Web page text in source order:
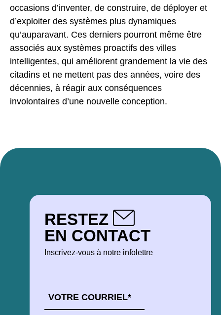
occasions d’inventer, de construire, de déployer et
d’exploiter des systèmes plus dynamiques
qu’auparavant. Ces derniers pourront même être
associés aux systèmes proactifs des villes
intelligentes, qui améliorent grandement la vie des
citadins et ne mettent pas des années, voire des
décennies, à réagir aux conséquences
involontaires d’une nouvelle conception.
RESTEZ
EN CONTACT
Inscrivez-vous à notre infolettre
*